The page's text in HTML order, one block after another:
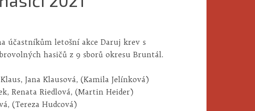
účastníkům letošní akce Daruj krev s
hasičů z 9 sborů okresu Bruntál.
Jana Klausová, (Kamila Jelínková)
Renata Riedlová, (Martin Heider)
(Tereza Hudcová)